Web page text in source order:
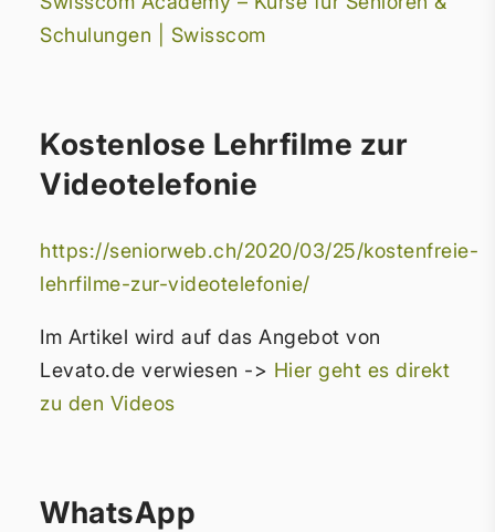
Schulungen | Swisscom
Kostenlose Lehrfilme zur
Videotelefonie
https://seniorweb.ch/2020/03/25/kostenfreie-
lehrfilme-zur-videotelefonie/
Im Artikel wird auf das Angebot von
Levato.de verwiesen -> Hier geht es direkt
zu den Videos
WhatsApp